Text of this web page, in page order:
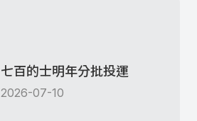
七百的士明年分批投運
2026-07-10